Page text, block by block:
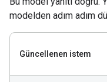
modelden adım adım
Güncellenen istem